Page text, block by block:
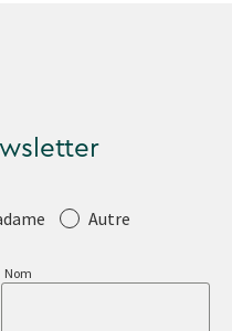
Autre
Nom